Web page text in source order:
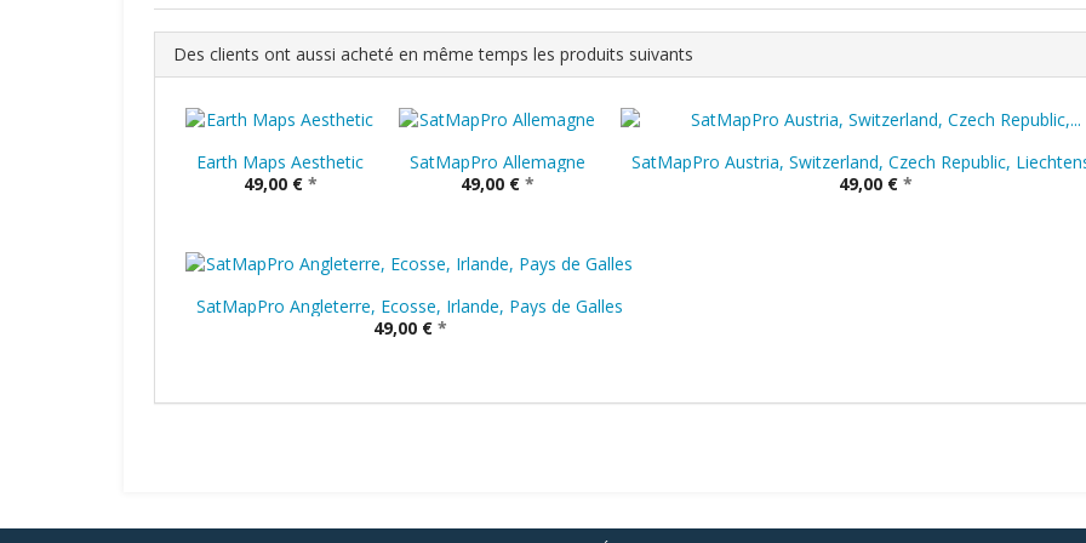
Des clients ont aussi acheté en même temps les produits suivants
Earth Maps Aesthetic
49,00 € *
SatMapPro Allemagne
49,00 € *
SatMapPro Austria, Switzerland, Czech Republic,
49,00 € *
SatMapPro Angleterre, Ecosse, Irlande, Pays de Galles
49,00 € *